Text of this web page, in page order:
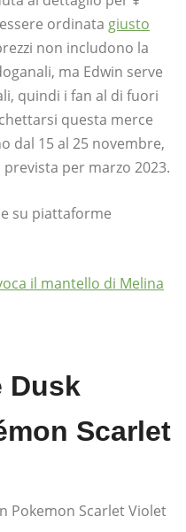
ordinata giusto
non includono la
ma Edwin serve
quindi i fan al di fuori
questa merce
dal 15 al 25 novembre,
per marzo 2023.
su piattaforme
il mantello di Melina
Dusk
Scarlet
Pokemon Scarlet Violet